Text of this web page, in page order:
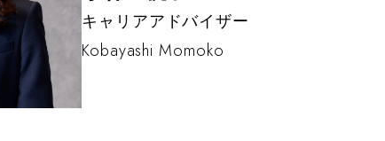
キャリアアドバイザー
Kobayashi Momoko